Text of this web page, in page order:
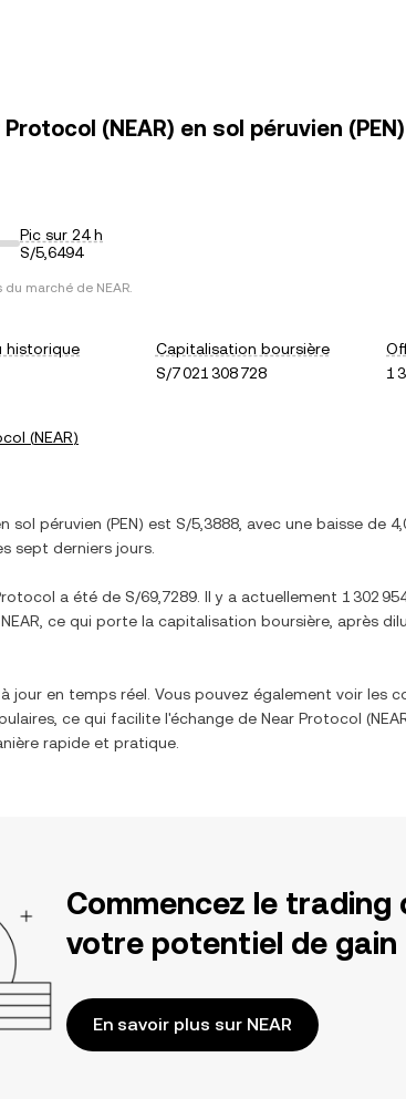
(NEAR) en sol péruvien (PEN)
Pic sur 24 h
S/5,6494
du marché de NEAR.
historique
Capitalisation boursière
S/7 021 308 728
1
(NEAR)
sol péruvien (PEN) est S/5,3888 , avec une baisse de
sept derniers jours.
a été de S/69,7289 . Il y a actuellement 1 302
, ce qui porte la capitalisation boursière, après
jour en temps réel. Vous pouvez également voir les
ce qui facilite l'échange de Near Protocol (
rapide et pratique.
Commencez le
votre potentiel de gain
En savoir plus sur NEAR